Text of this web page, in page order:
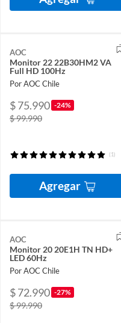
AOC
Monitor 22 22B30HM2 VA
Full HD 100Hz
Por AOC Chile
$ 75.990 -24%
$ 99.990
(1)
Agregar
AOC
Monitor 20 20E1H TN HD+
LED 60Hz
Por AOC Chile
$ 72.990 -27%
$ 99.990